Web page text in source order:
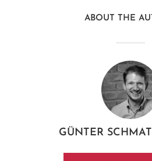
ABOUT THE
GÜNTER